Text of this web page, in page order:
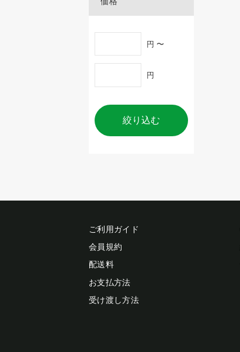
円 〜
円
絞り込む
ご利用ガイド
会員規約
配送料
お支払方法
受け渡し方法